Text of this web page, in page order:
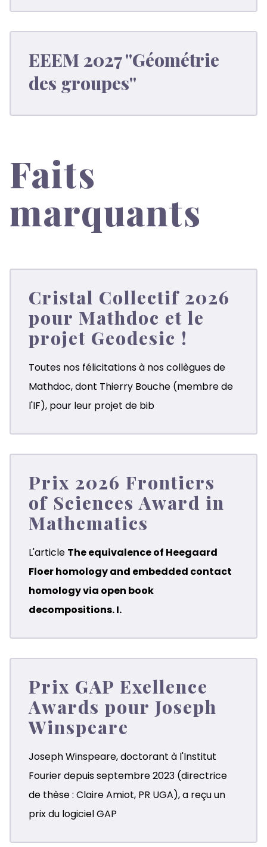
EEEM 2027 "Géométrie
des groupes"
Faits
marquants
Cristal Collectif 2026
pour Mathdoc et le
projet Geodesic !
Toutes nos félicitations à nos collègues de
Mathdoc, dont Thierry Bouche (membre de
l'IF), pour leur projet de bib
Prix 2026 Frontiers
of Sciences Award in
Mathematics
L'article The equivalence of Heegaard
Floer homology and embedded contact
homology via open book
decompositions. I.
Prix GAP Exellence
Awards pour Joseph
Winspeare
Joseph Winspeare, doctorant à l'Institut
Fourier depuis septembre 2023 (directrice
de thèse : Claire Amiot, PR UGA), a reçu un
prix du logiciel GAP